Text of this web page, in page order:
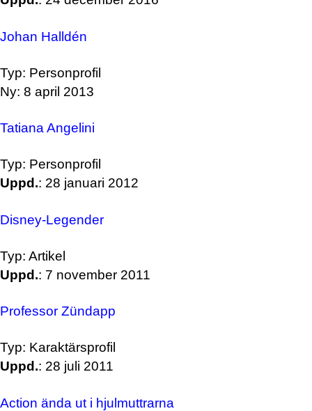
Johan Halldén
Typ: Personprofil
Ny: 8 april 2013
Tatiana Angelini
Typ: Personprofil
Uppd.: 28 januari 2012
Disney-Legender
Typ: Artikel
Uppd.: 7 november 2011
Professor Zündapp
Typ: Karaktärsprofil
Uppd.: 28 juli 2011
Action ända ut i hjulmuttrarna